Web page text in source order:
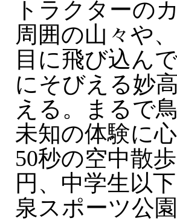
トラクターの
周囲の山々や
目に飛び込ん
にそびえる妙
える。まるで
未知の体験に
50秒の空中散
円、中学生以
泉スポーツ公